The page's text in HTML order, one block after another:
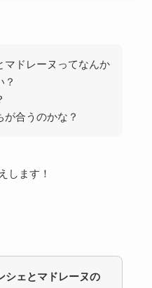
マドレーヌってなんか
？
が合うのかな？
します！
シェとマドレーヌの